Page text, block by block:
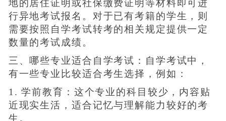
地的居住证明或社保缴费证明等材料即可进
行异地考试报名。对于已有考籍的学生，则
需要按照自学考试转考的相关规定提供一定
数量的考试成绩。
三、哪些专业适合自学考试：自学考试中，
有一些专业比较适合考生选择，例如：
1. 学前教育：这个专业的科目较少，内容贴
近现实生活，适合记忆与理解能力较好的考
生。